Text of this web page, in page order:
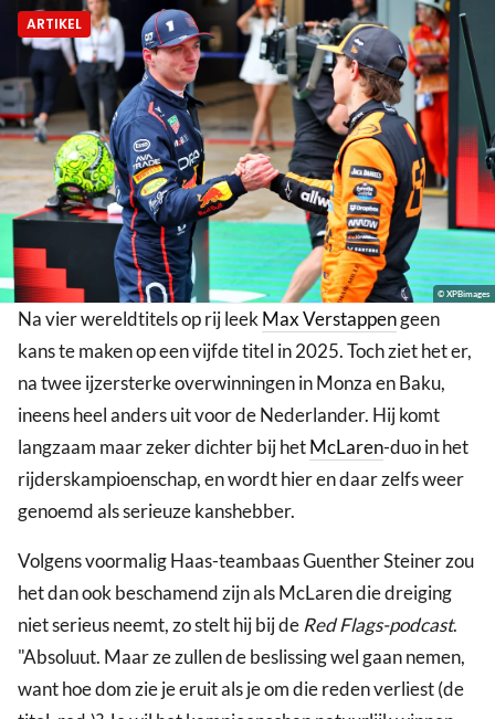
ARTIKEL
© XPBimages
Na vier wereldtitels op rij leekMax Verstappengeen
kans te maken op een vijfde titel in 2025. Toch ziet het er,
na twee ijzersterke overwinningen in Monza en Baku,
ineens heel anders uit voor de Nederlander. Hij komt
langzaam maar zeker dichter bij hetMcLaren-duo in het
rijderskampioenschap, en wordt hier en daar zelfs weer
genoemd als serieuze kanshebber.
Volgens voormalig Haas-teambaas Guenther Steiner zou
het dan ook beschamend zijn als McLaren die dreiging
niet serieus neemt, zo stelt hij bij deRed Flags-podcast.
"Absoluut. Maar ze zullen de beslissing wel gaan nemen,
want hoe dom zie je eruit als je om die reden verliest (de